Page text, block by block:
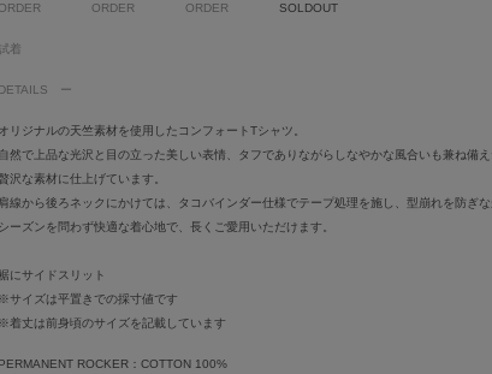
ORDER
ORDER
SOLDOUT
着
DETAILS
オリジナルの天竺素材を使用したコンフォートTシャツ。
自然で上品な光沢と目の立った美しい表情、タフでありながらしなやかな風合いも兼ね備え
沢な素材に仕上げています。
肩線から後ろネックにかけては、タコバインダー仕様でテープ処理を施し、型崩れを防ぎな
シーズンを問わず快適な着心地で、長くご愛用いただけます。
にサイドスリット
※サイズは平置きでの採寸値です
※着丈は前身頃のサイズを記載しています
PERMANENT ROCKER：COTTON 100%